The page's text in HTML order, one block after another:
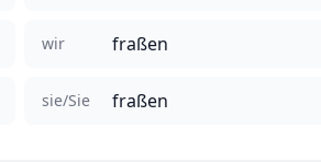
wir fraßen
sie/Sie fraßen